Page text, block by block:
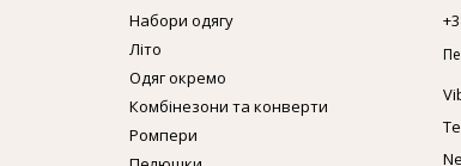
є
шапочка, яка гармонійно доповнює образ
виписки або милих фотосесій. Вони
днів життя.
- це корисна й продумана покупка для батьків, які
все необхідне для перших днів і місяців життя
Набори одягу
Літо
Одяг окремо
Комбінезони та конверти
Ромпери